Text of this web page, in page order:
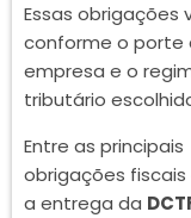
Essas obrigações
conforme o porte
empresa e o
tributário
Entre as principais
obrigações
a entrega da